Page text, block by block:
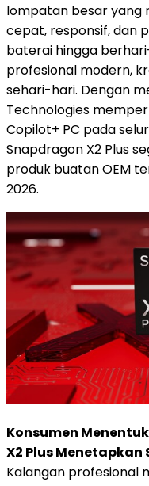
lompatan besar yang
cepat, responsif, dan
baterai hingga
profesional modern,
sehari-hari. Dengan
Technologies
Copilot+ PC pada
Snapdragon X2 Plus
produk buatan OEM
2026.
Konsumen
X2 Plus Menetapkan
Kalangan profesional